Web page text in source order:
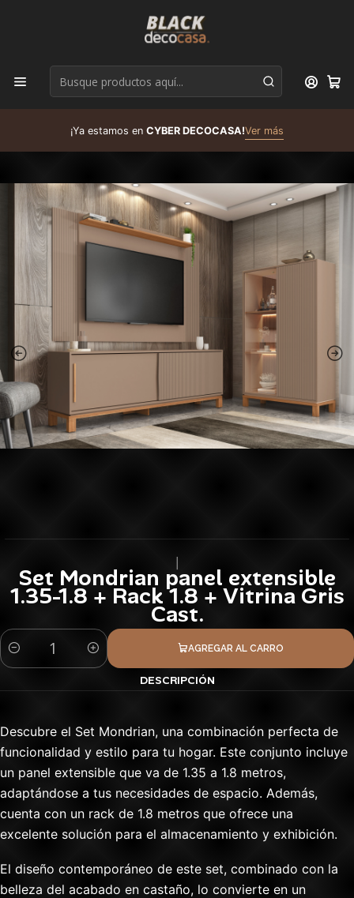
¡Ya estamos en CYBER DECOCASA!Ver más
Set Mondrian panel extensible
1.35-1.8 + Rack 1.8 + Vitrina Gris
Cast.
Cantidad
AGREGAR AL CARRO
DESCRIPCIÓN
Descubre el Set Mondrian, una combinación perfecta de
funcionalidad y estilo para tu hogar. Este conjunto incluye
un panel extensible que va de 1.35 a 1.8 metros,
adaptándose a tus necesidades de espacio. Además,
cuenta con un rack de 1.8 metros que ofrece una
excelente solución para el almacenamiento y exhibición.
El diseño contemporáneo de este set, combinado con la
belleza del acabado en castaño, lo convierte en un